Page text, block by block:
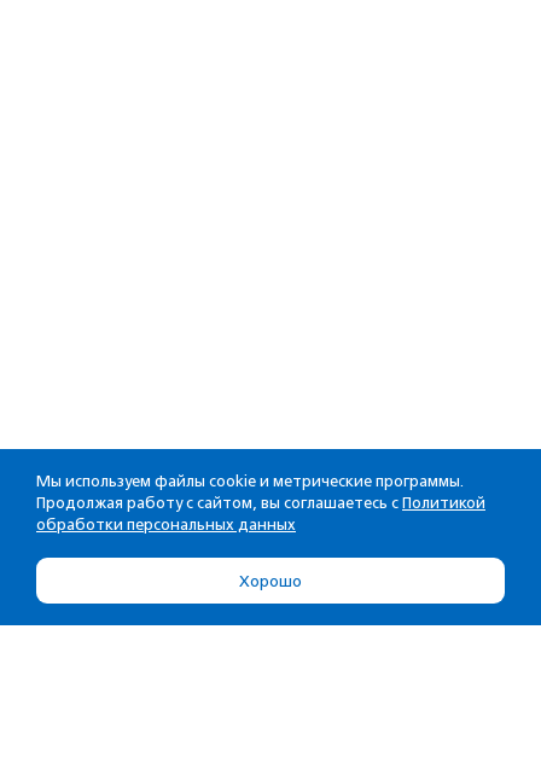
Мы используем файлы cookie и метрические программы.
Продолжая работу с сайтом, вы соглашаетесь с Политикой
обработки персональных данных
Хорошо